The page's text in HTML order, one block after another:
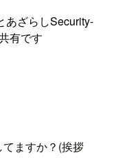
あざらしSecurity-
有です
ますか？(挨拶